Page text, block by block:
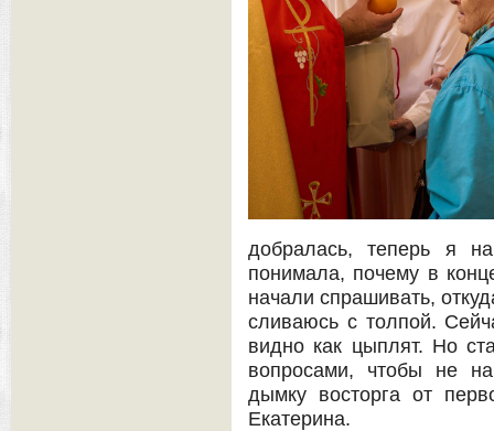
добралась, теперь я
понимала, почему в
начали спрашивать,
сливаюсь с толпой.
видно как цыплят. Но
вопросами, чтобы не
дымку восторга от
Екатерина.